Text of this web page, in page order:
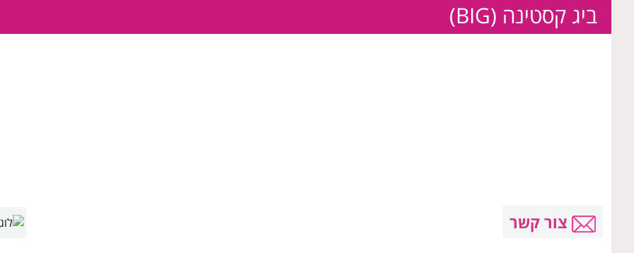
ביג קסטינה (BIG)
צור קשר